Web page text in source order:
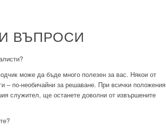
ВЪПРОСИ
може да бъде много полезен за вас. Някои от
– по-необичайни за решаване. При всички положения
служител, ще останете доволни от извършените